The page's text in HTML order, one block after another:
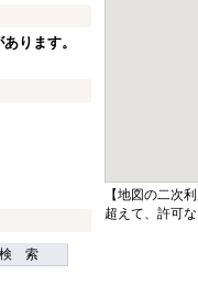
ります。
検 索
【地図の二次
超えて、許可